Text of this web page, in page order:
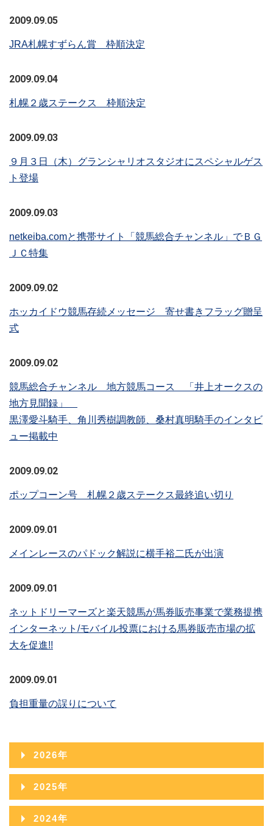
2009.09.05
JRA札幌すずらん賞 枠順決定
2009.09.04
札幌２歳ステークス 枠順決定
2009.09.03
９月３日（木）グランシャリオスタジオにスペシャルゲス
ト登場
2009.09.03
netkeiba.comと携帯サイト「競馬総合チャンネル」でＢＧ
ＪＣ特集
2009.09.02
ホッカイドウ競馬存続メッセージ 寄せ書きフラッグ贈呈
式
2009.09.02
競馬総合チャンネル 地方競馬コース 「井上オークスの
地方見聞録」
黒澤愛斗騎手、角川秀樹調教師、桑村真明騎手のインタビ
ュー掲載中
2009.09.02
ポップコーン号 札幌２歳ステークス最終追い切り
2009.09.01
メインレースのパドック解説に横手裕二氏が出演
2009.09.01
ネットドリーマーズと楽天競馬が馬券販売事業で業務提携
インターネット/モバイル投票における馬券販売市場の拡
大を促進!!
2009.09.01
負担重量の誤りについて
2026年
2026年08月
2026年07月
2025年
2025年12月
2024年